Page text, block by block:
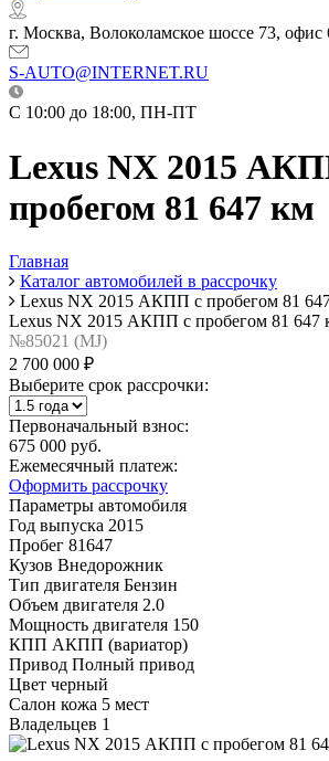
г. Москва, Волоколамское шоссе 73, офис
S-AUTO@INTERNET.RU
C 10:00 до 18:00, ПН-ПТ
Lexus NX 2015
пробегом 81 647 км
Главная
Каталог автомобилей в рассрочку
Lexus NX 2015 АКПП с пробегом 81
Lexus NX 2015 АКПП с пробегом 81 647
№85021 (МJ)
2 700 000 ₽
Выберите срок рассрочки:
Первоначальный взнос:
675 000 руб.
Ежемесячный платеж:
Оформить рассрочку
Параметры автомобиля
Год выпуска 2015
Пробег 81647
Кузов Внедорожник
Тип двигателя Бензин
Объем двигателя 2.0
Мощность двигателя 150
КПП АКПП (вариатор)
Привод Полный привод
Цвет черный
Салон кожа 5 мест
Владельцев 1